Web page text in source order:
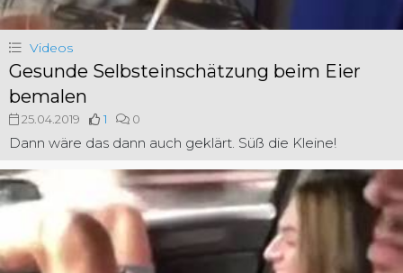
Videos
Gesunde Selbsteinschätzung beim Eier
bemalen
25.04.2019 1 0
Dann wäre das dann auch geklärt. Süß die Kleine!